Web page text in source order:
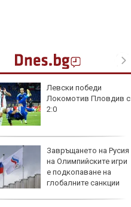
Левски победи
Локомотив Пловдив с
2:0
Завръщането на Русия
на Олимпийските игри
е подкопаване на
глобалните санкции